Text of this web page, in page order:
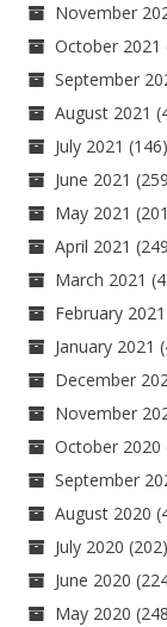
November
October 2021
September
August 2021
July 2021 (146)
June 2021
May 2021
April 2021
March 2021
February 2021
January 2021
December
November
October 2020
September
August 2020
July 2020 (202)
June 2020
May 2020